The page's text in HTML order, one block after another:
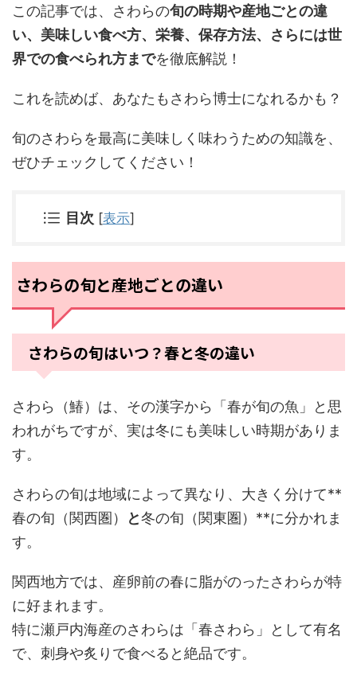
この記事では、さわらの旬の時期や産地ごとの違
い、美味しい食べ方、栄養、保存方法、さらには世
界での食べられ方までを徹底解説！
これを読めば、あなたもさわら博士になれるかも？
旬のさわらを最高に美味しく味わうための知識を、
ぜひチェックしてください！
目次 [表示]
さわらの旬と産地ごとの違い
さわらの旬はいつ？春と冬の違い
さわら（鰆）は、その漢字から「春が旬の魚」と思
われがちですが、実は冬にも美味しい時期がありま
す。
さわらの旬は地域によって異なり、大きく分けて**
春の旬（関西圏）
と冬の旬（関東圏）**に分かれま
す。
関西地方では、産卵前の春に脂がのったさわらが特
に好まれます。
特に瀬戸内海産のさわらは「春さわら」として有名
で、刺身や炙りで食べると絶品です。